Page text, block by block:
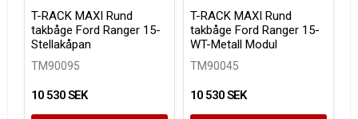
T-RACK MAXI Rund
takbåge Ford Ranger 15-
Stellakåpan
TM90095
10 530 SEK
T-RACK MAXI Rund
takbåge Ford Ranger 15-
WT-Metall Modul
TM90045
10 530 SEK